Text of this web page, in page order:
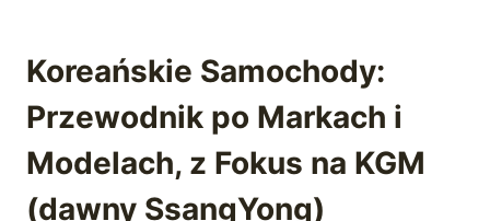
Koreańskie Samochody:
Przewodnik po Markach i
Modelach, z Fokus na KGM
(dawny SsangYong)